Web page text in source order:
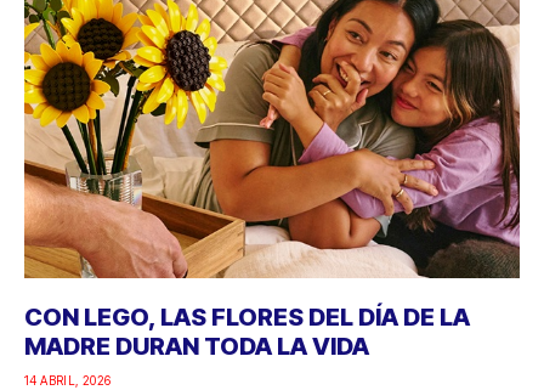
CON LEGO, LAS FLORES DEL DÍA DE LA
MADRE DURAN TODA LA VIDA
14 ABRIL, 2026